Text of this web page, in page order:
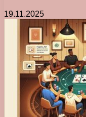
19.11.2025